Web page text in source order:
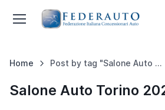
Home Post by tag "Salone Auto Torino 2025"
Salone Auto Torino